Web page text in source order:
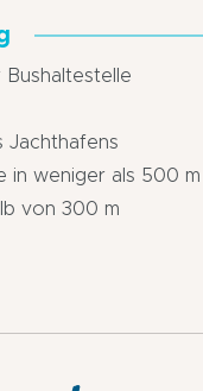
Bushaltestelle
Jachthafens
in weniger als 500 m
von 300 m